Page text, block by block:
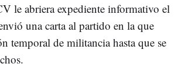
le abriera expediente informativo el
una carta al partido en la que
temporal de militancia hasta que se